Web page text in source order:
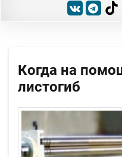
Когда на
листогиб